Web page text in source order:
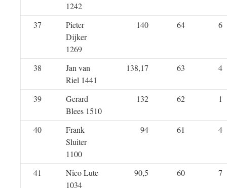
1242
37
Pieter
Dijker
1269
140 64 6
38
Jan van
Riel 1441
138,17 63 4
39
Gerard
Blees 1510
132 62 1
40
Frank
Sluiter
1100
94 61 4
41
Nico Lute
1034
90,5 60 7